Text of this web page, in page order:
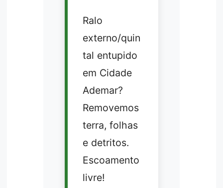
Ralo
externo/quin
tal entupido
em Cidade
Ademar?
Removemos
terra, folhas
e detritos.
Escoamento
livre!